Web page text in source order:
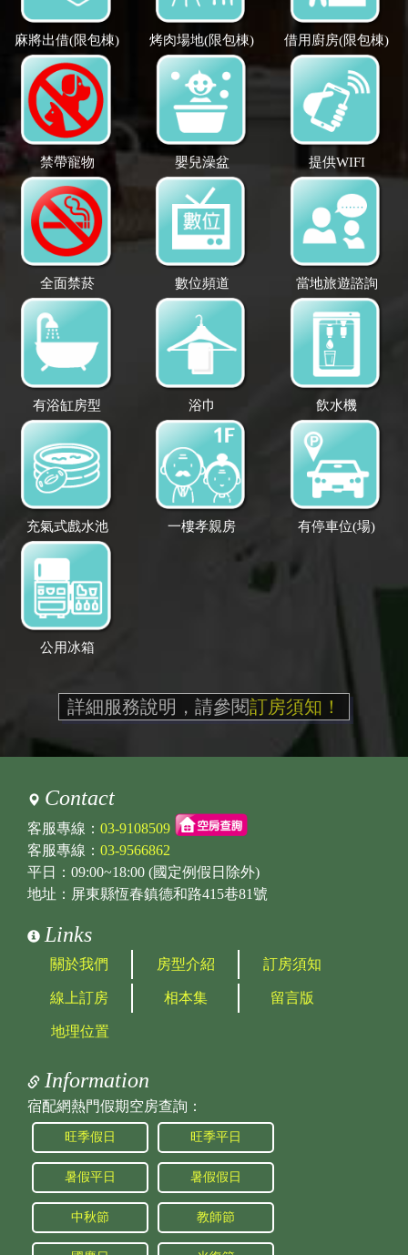
麻將出借(限包棟) 烤肉場地(限包棟) 借用廚房(限包棟)
禁帶寵物 嬰兒澡盆 提供WIFI
全面禁菸 數位頻道 當地旅遊諮詢
有浴缸房型 浴巾 飲水機
充氣式戲水池 一樓孝親房 有停車位(場)
公用冰箱
詳細服務說明，請參閱訂房須知！
Contact
客服專線： 03-9108509
客服專線： 03-9566862
平日：09:00~18:00 (國定例假日除外)
地址：屏東縣恆春鎮德和路415巷81號
Links
關於我們 房型介紹 訂房須知
線上訂房 相本集 留言版
地理位置
Information
宿配網熱門假期空房查詢：
旺季假日 旺季平日
暑假平日 暑假假日
中秋節 教師節